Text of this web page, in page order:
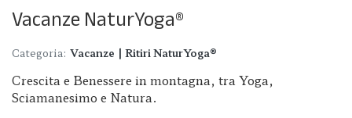
Vacanze NaturYoga®
Categoria: Vacanze | Ritiri NaturYoga®
Crescita e Benessere in montagna, tra Yoga,
Sciamanesimo e Natura.